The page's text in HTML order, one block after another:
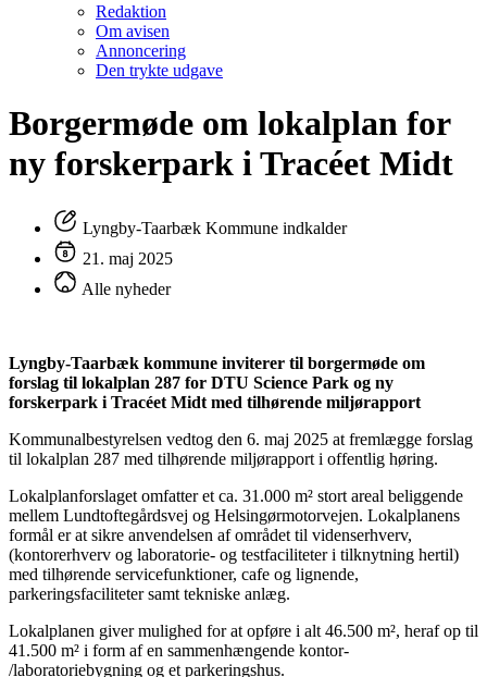
Redaktion
Om avisen
Annoncering
Den trykte udgave
Borgermøde om lokalplan for
ny forskerpark i Tracéet Midt
Lyngby-Taarbæk Kommune indkalder
21. maj 2025
Alle nyheder
Lyngby-Taarbæk kommune inviterer til borgermøde om
forslag til lokalplan 287 for DTU Science Park og ny
forskerpark i Tracéet Midt med tilhørende miljørapport
Kommunalbestyrelsen vedtog den 6. maj 2025 at fremlægge forslag
til lokalplan 287 med tilhørende miljørapport i offentlig høring.
Lokalplanforslaget omfatter et ca. 31.000 m² stort areal beliggende
mellem Lundtoftegårdsvej og Helsingørmotorvejen. Lokalplanens
formål er at sikre anvendelsen af området til videnserhverv,
(kontorerhverv og laboratorie- og testfaciliteter i tilknytning hertil)
med tilhørende servicefunktioner, cafe og lignende,
parkeringsfaciliteter samt tekniske anlæg.
Lokalplanen giver mulighed for at opføre i alt 46.500 m², heraf op til
41.500 m² i form af en sammenhængende kontor-
/laboratoriebygning og et parkeringshus.